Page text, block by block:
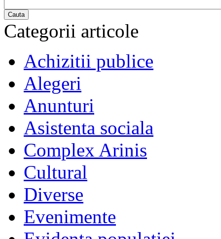
Cauta
Categorii articole
Achizitii publice
Alegeri
Anunturi
Asistenta sociala
Complex Arinis
Cultural
Diverse
Evenimente